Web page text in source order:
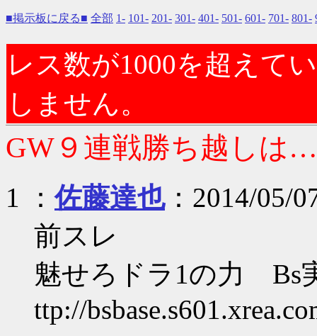
■掲示板に戻る■ 全部 1- 101- 201- 301- 401- 501- 601- 701- 801-
レス数が1000を超えて
しません。
GW９連戦勝ち越しは
1 ：佐藤達也：2014/05/
前スレ
魅せろドラ1の力 Bs
ttp://